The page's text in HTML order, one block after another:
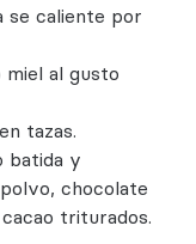
se caliente por
miel al gusto
tazas.
batida y
chocolate
triturados.